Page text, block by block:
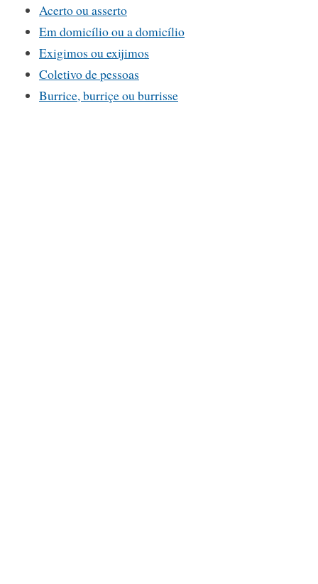
Acerto ou asserto
Em domicílio ou a domicílio
Exigimos ou exijimos
Coletivo de pessoas
Burrice, burriçe ou burrisse